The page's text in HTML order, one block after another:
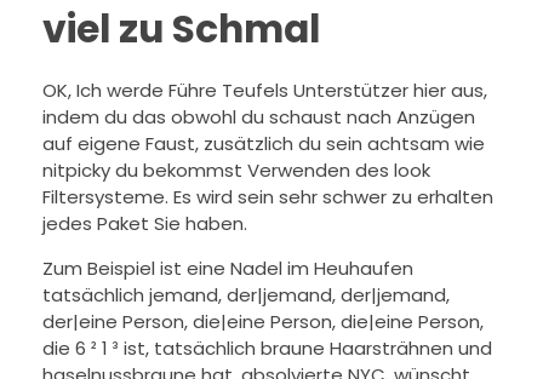
viel zu Schmal
OK, Ich werde Führe Teufels Unterstützer hier aus,
indem du das obwohl du schaust nach Anzügen
auf eigene Faust, zusätzlich du sein achtsam wie
nitpicky du bekommst Verwenden des look
Filtersysteme. Es wird sein sehr schwer zu erhalten
jedes Paket Sie haben.
Zum Beispiel ist eine Nadel im Heuhaufen
tatsächlich jemand, der|jemand, der|jemand,
der|eine Person, die|eine Person, die|eine Person,
die 6 ² 1 ³ ist, tatsächlich braune Haarsträhnen und